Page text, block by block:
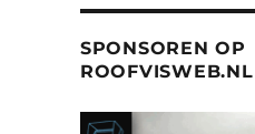
SPONSOREN OP
ROOFVISWEB.NL